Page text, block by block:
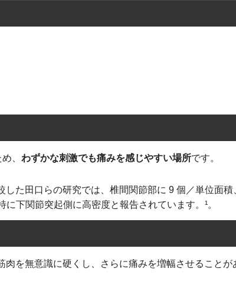
、 わずかな刺激でも痛みを感じやすい場所です。
た田口らの研究では、椎間関節部に 9 個／単位面積
下関節突起側に高密度と報告されています。¹。
を無意識に硬くし、さらに痛みを増幅させることが